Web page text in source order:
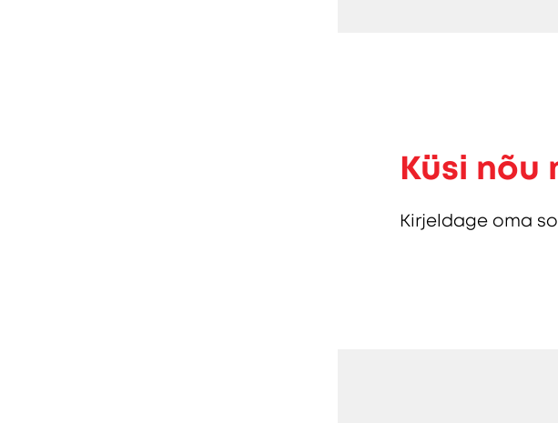
Küsi
Kirjeldage oma